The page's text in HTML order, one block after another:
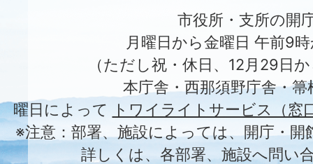
市役所・支所の開
月曜日から金曜日 午前9
（ただし祝・休日、12月29日
本庁舎・西那須野庁舎・
曜日によって
トワイライトサービス（窓
※注意：部署、施設によっては、開庁・
詳しくは、各部署、施設へ問い